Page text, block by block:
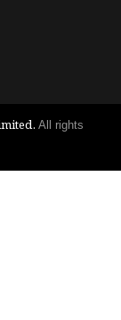
All rights